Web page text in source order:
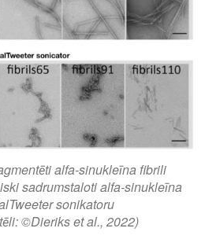
alfa-sinukleīna fibrili
sadrumstaloti alfa-sinukleīna
sonikatoru
©Dieriks et al., 2022)